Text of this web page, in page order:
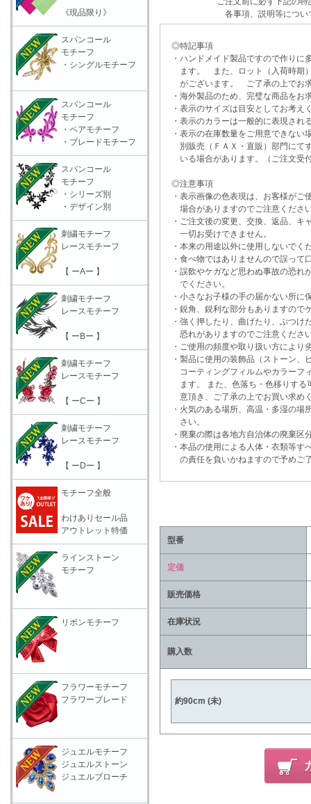
各事項、説明等につい
◎特記事項
・ハンドメイド製品ですので作りに
ます。 また、ロット（入荷時期）
がございます。 ご了承の上でお求
・海外製品のため、完璧な商品をお
・表示のサイズは目安としてお考え
・表示のカラーは一般的に表現され
・表示の在庫数量をご用意できな
別販売（ＦＡＸ・直販）部門にて
いる場合があります。（ご注文受
◎注意事項
・表示画像の色表現は、お客様がご
場合がありますのでご注意くださ
・ご注文後の変更、交換、返品、キ
一切お受けできません。
・本来の用途以外に使用しないでく
・食べ物ではありませんので誤って
・誤飲やケガなど思わぬ事故の恐れ
でください。
・小さなお子様の手の届かない所に
・鋭角、鋭利な部分もありますので
・強く押したり、曲げたり、ぶつけ
恐れがありますのでご注意くださ
・ご使用の頻度や取り扱い方により
・製品に使用の装飾品（ストーン、
コーティングフィルムやカラーフ
ます。 また、色落ち・色移りする
意頂き、ご了承の上でお買い求め
・火気のある場所、高温・多湿の場
さい。
・廃棄の際は各地方自治体の廃棄区
・本品の使用による人体・衣類等す
の責任を負いかねますので予めご
型番
定価
販売価格
在庫状況
購入数
約90cm (未)
《現品限り》
スパンコール
モチーフ
・シングルモチーフ
スパンコール
モチーフ
・ペアモチーフ
・ブレードモチーフ
スパンコール
モチーフ
・シリーズ別
・デザイン別
刺繍モチーフ
レースモチーフ
【 ーAー 】
刺繍モチーフ
レースモチーフ
【 ーBー 】
刺繍モチーフ
レースモチーフ
【 ーCー 】
刺繍モチーフ
レースモチーフ
【 ーDー 】
モチーフ全般
わけありセール品
アウトレット特価
ラインストーン
モチーフ
リボンモチーフ
フラワーモチーフ
フラワーブレード
ジュエルモチーフ
ジュエルストーン
ジュエルブローチ